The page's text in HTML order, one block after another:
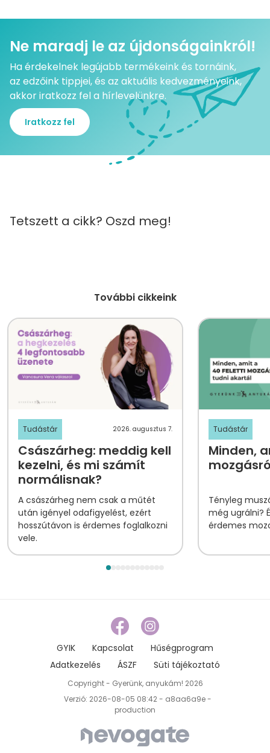
Ne maradj le az újdonságainkról!
Ha érdekelnek legújabb termékeink és tornáink,
az edzőink tippjei, és az aktuális kedvezményeink,
akkor iratkozz fel a hírlevelünkre.
Iratkozz fel
Tetszett a cikk? Oszd meg!
További cikkeink
Tudástár 2026. augusztus 7.
Császárheg: meddig kell
kezelni, és mi számít
normálisnak?
A császárheg nem csak a műtét
után igényel odafigyelést, ezért
hosszútávon is érdemes foglalkozni
vele.
Tudástár
Minden,
Tényleg
még ugrálni?
érdemes
GYIK Kapcsolat
Hűségprogram
Adatkezelés
ÁSZF Süti tájékoztató
Copyright - Gyerünk, anyukám! 2026
Verzió: 2026-08-05 08:42 - a8aa6a9e -
production